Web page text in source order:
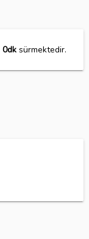
0dksürmektedir.